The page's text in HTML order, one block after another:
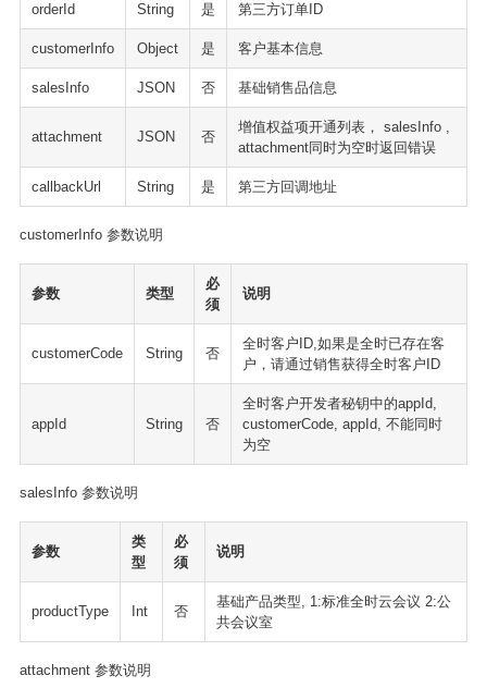
orderId String 是 第三方订单ID
customerInfo Object 是 客户基本信息
salesInfo JSON 否 基础销售品信息
attachment JSON 否
增值权益项开通列表， salesInfo ,
attachment同时为空时返回错误
callbackUrl String 是 第三方回调地址
customerInfo 参数说明
参数 类型
必
须
说明
customerCode String 否
全时客户ID,如果是全时已存在客
户，请通过销售获得全时客户ID
appId String 否
全时客户开发者秘钥中的appId,
customerCode, appId, 不能同时
为空
salesInfo 参数说明
参数
类
型
必
须
说明
productType Int 否
基础产品类型, 1:标准全时云会议 2:公
共会议室
attachment 参数说明